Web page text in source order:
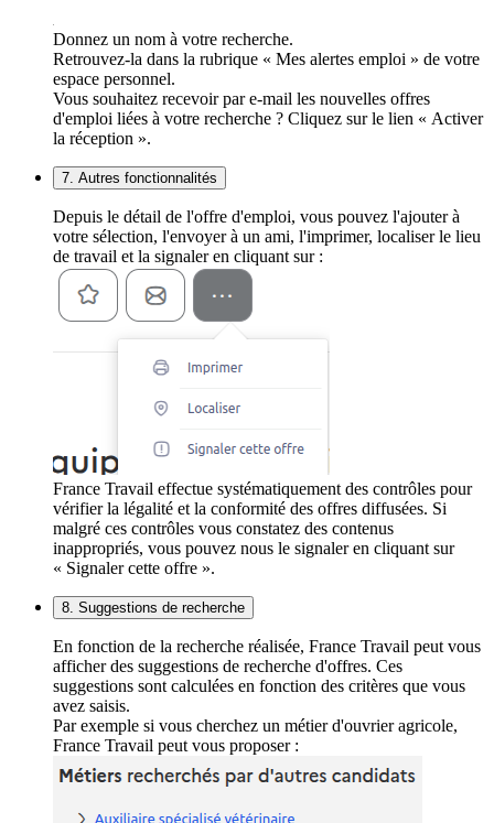
Donnez un nom à votre recherche.
Retrouvez-la dans la rubrique « Mes alertes emploi » de votre
espace personnel.
Vous souhaitez recevoir par e-mail les nouvelles offres
d'emploi liées à votre recherche ? Cliquez sur le lien « Activer
la réception ».
7. Autres fonctionnalités
Depuis le détail de l'offre d'emploi, vous pouvez l'ajouter à
votre sélection, l'envoyer à un ami, l'imprimer, localiser le lieu
de travail et la signaler en cliquant sur :
France Travail effectue systématiquement des contrôles pour
vérifier la légalité et la conformité des offres diffusées. Si
malgré ces contrôles vous constatez des contenus
inappropriés, vous pouvez nous le signaler en cliquant sur
« Signaler cette offre ».
8. Suggestions de recherche
En fonction de la recherche réalisée, France Travail peut vous
afficher des suggestions de recherche d'offres. Ces
suggestions sont calculées en fonction des critères que vous
avez saisis.
Par exemple si vous cherchez un métier d'ouvrier agricole,
France Travail peut vous proposer :